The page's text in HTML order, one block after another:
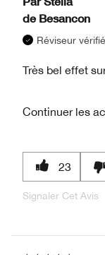
de Besancon
Réviseur vérifié
Très bel effet
Continuer les
23
Signaler Cet Avis